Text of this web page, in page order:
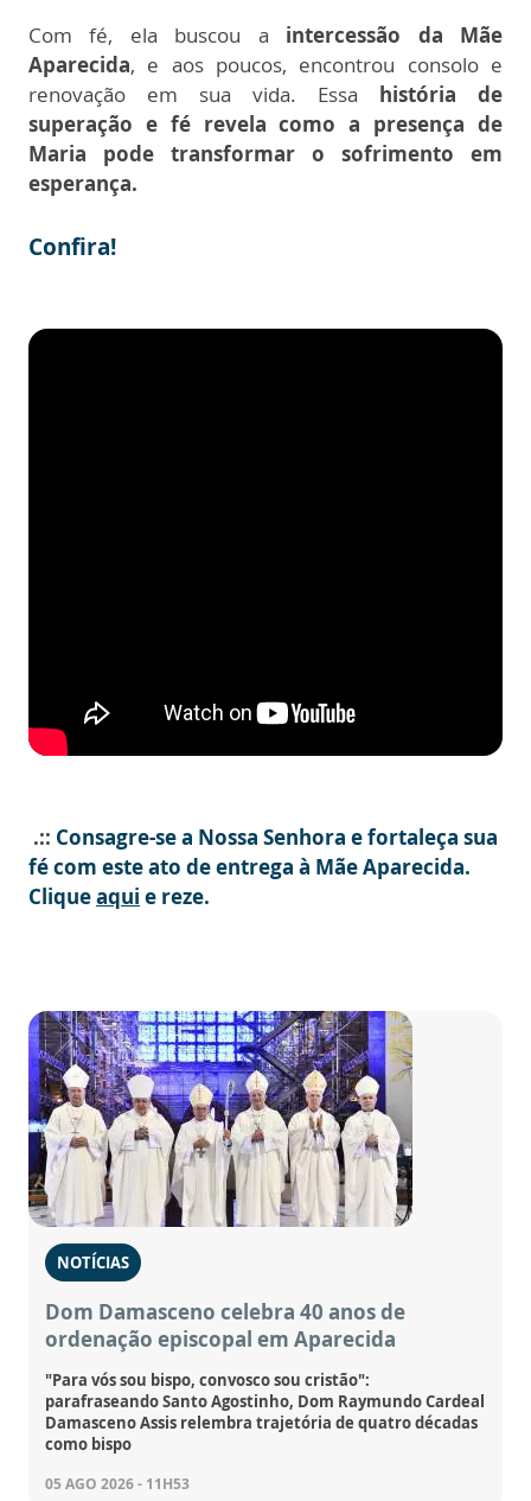
Com fé, ela buscou a intercessão da Mãe
Aparecida, e aos poucos, encontrou consolo e
renovação em sua vida. Essa história de
superação e fé revela como a presença de
Maria pode transformar o sofrimento em
esperança.
Confira!
.:: Consagre-se a Nossa Senhora e fortaleça sua
fé com este ato de entrega à Mãe Aparecida.
Cliqueaqui e reze.
NOTÍCIAS
Dom Damasceno celebra 40 anos de
ordenação episcopal em Aparecida
"Para vós sou bispo, convosco sou cristão":
parafraseando Santo Agostinho, Dom Raymundo Cardeal
Damasceno Assis relembra trajetória de quatro décadas
como bispo
05 AGO 2026 - 11H53